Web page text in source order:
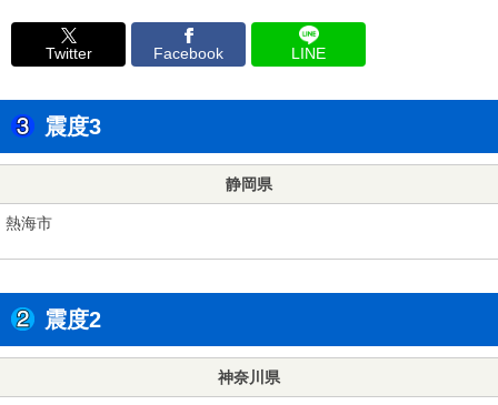
Twitter Facebook LINE
震度3
静岡県
熱海市
震度2
神奈川県